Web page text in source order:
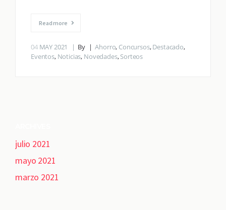
Read more
04 MAY 2021 By Ahorro, Concursos,Destacado,
Eventos, Noticias, Novedades,Sorteos
julio 2021
mayo 2021
marzo 2021